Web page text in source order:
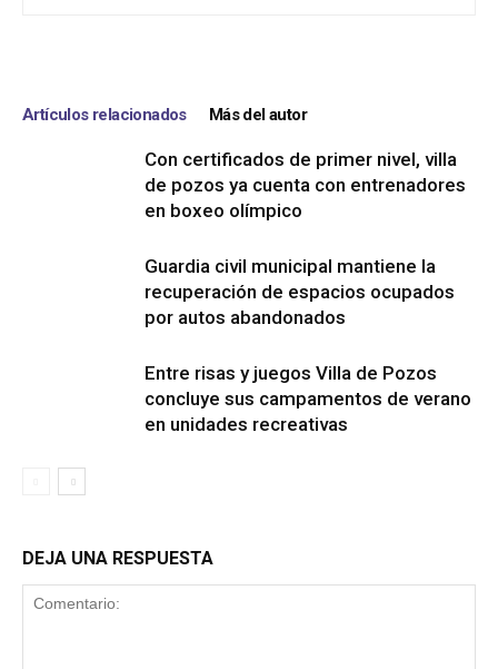
Artículos relacionados Más del autor
Con certificados de primer nivel, villa
de pozos ya cuenta con entrenadores
en boxeo olímpico
Guardia civil municipal mantiene la
recuperación de espacios ocupados
por autos abandonados
Entre risas y juegos Villa de Pozos
concluye sus campamentos de verano
en unidades recreativas
DEJA UNA RESPUESTA